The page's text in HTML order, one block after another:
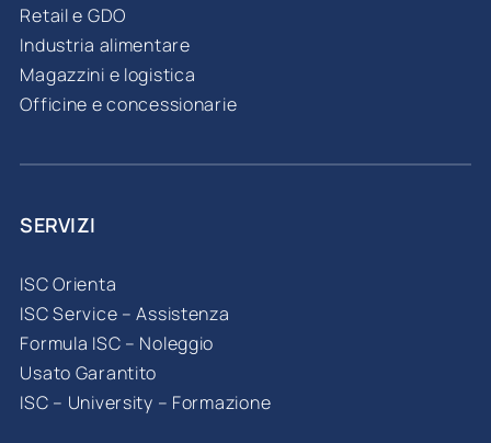
Retail e GDO
Industria alimentare
Magazzini e logistica
Officine e concessionarie
SERVIZI
ISC Orienta
ISC Service – Assistenza
Formula ISC – Noleggio
Usato Garantito
ISC – University – Formazione